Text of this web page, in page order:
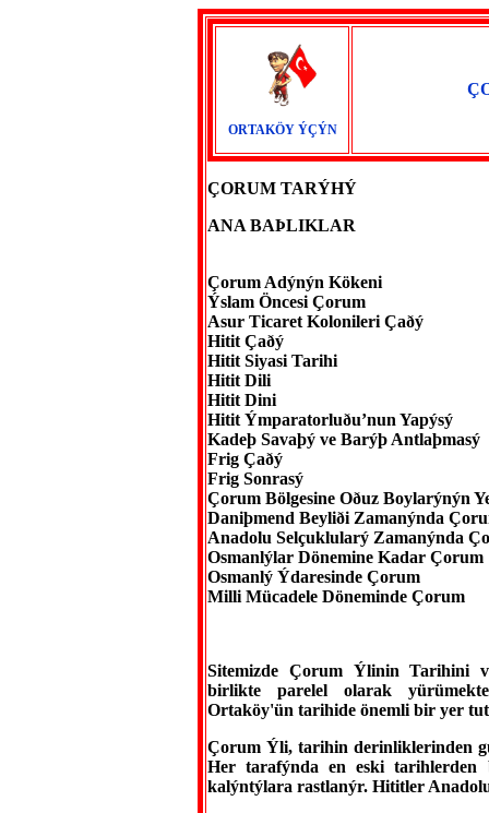
ORTAKÖY ÝÇÝN
ÇORUM TARÝHÝ
ANA BAÞLIKLAR
Çorum Adýnýn Kökeni
Ýslam Öncesi Çorum
Asur Ticaret Kolonileri Çaðý
Hitit Çaðý
Hitit Siyasi Tarihi
Hitit Dili
Hitit Dini
Hitit Ýmparatorluðu’nun Yapýsý
Kadeþ Savaþý ve Barýþ Antlaþmasý
Frig Çaðý
Frig Sonrasý
Çorum Bölgesine Oðuz Boylarýnýn
Daniþmend Beyliði Zamanýnda
Anadolu Selçuklularý Zamanýnda
Osmanlýlar Dönemine Kadar Çorum
Osmanlý Ýdaresinde Çorum
Milli Mücadele Döneminde Çorum
Sitemizde Çorum Ýlinin Tarihini
birlikte parelel olarak
Ortaköy'ün tarihide önemli bir yer
Çorum Ýli, tarihin derinliklerinden
Her tarafýnda en eski tarihlerden
kalýntýlara rastlanýr. Hititler